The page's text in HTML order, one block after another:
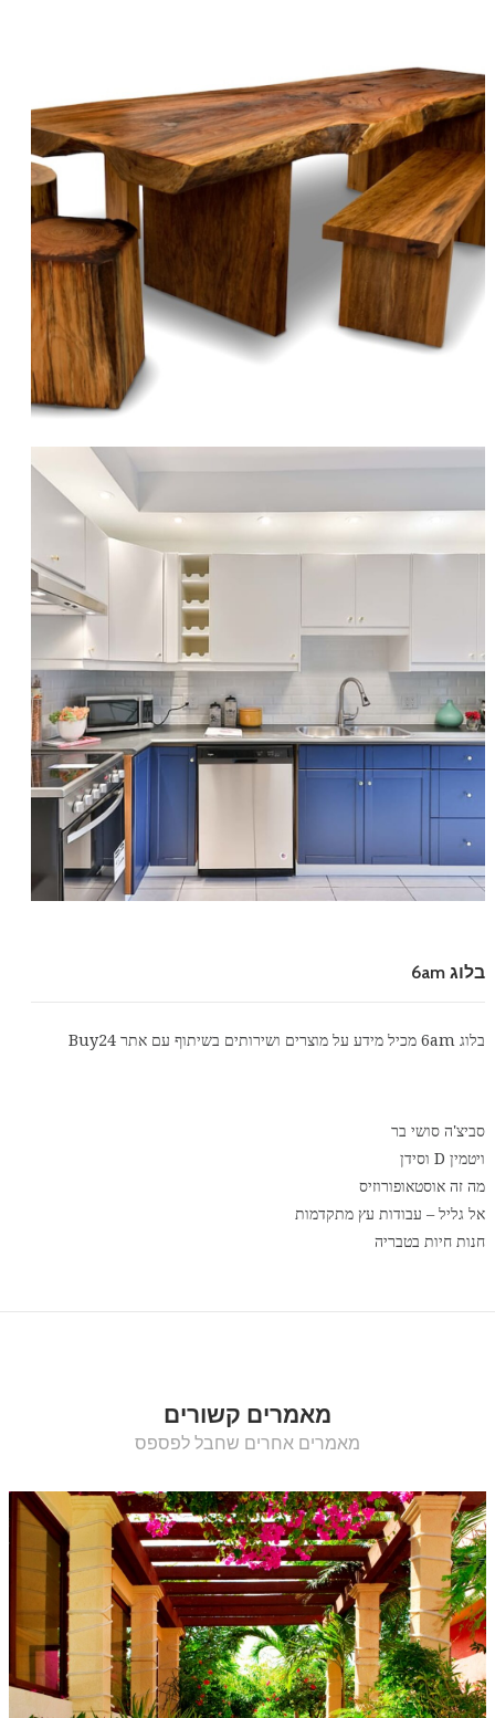
בלוג 6am
בלוג 6am מכיל מידע על מוצרים ושירותים בשיתוף עם אתר Buy24
סביצ'ה סושי בר
ויטמין D וסידן
מה זה אוסטאופורוזיס
אל גליל – עבודות עץ מתקדמות
חנות חיות בטבריה
מאמרים קשורים
מאמרים אחרים שחבל לפספס